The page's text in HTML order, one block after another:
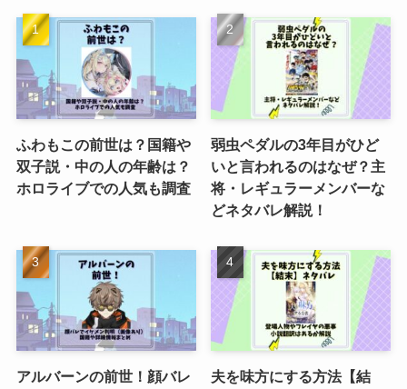
ふわもこの前世は？国籍や
双子説・中の人の年齢は？
ホロライブでの人気も調査
弱虫ペダルの3年目がひど
いと言われるのはなぜ？主
将・レギュラーメンバーな
どネタバレ解説！
アルバーンの前世！顔バレ
夫を味方にする方法【結